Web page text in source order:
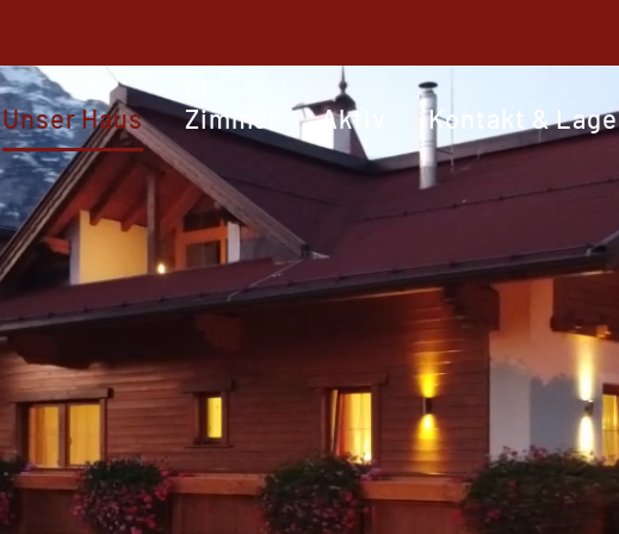
Unser Haus Zimmer Aktiv Kontakt & Lage